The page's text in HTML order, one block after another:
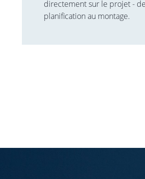
directement sur le projet -
planification au montage.